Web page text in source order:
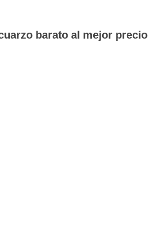
barato al mejor precio